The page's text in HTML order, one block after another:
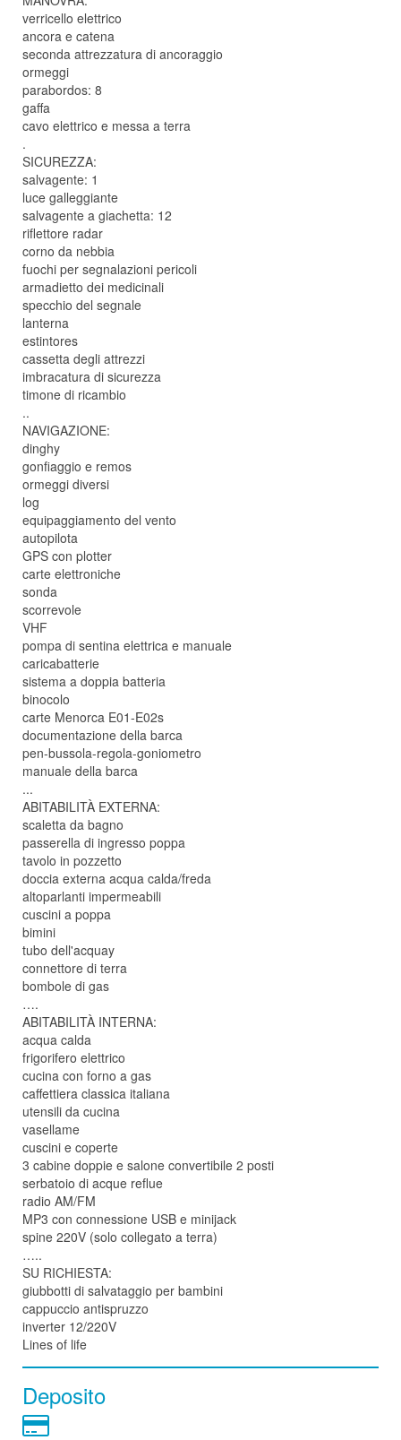
verricello elettrico
ancora e catena
seconda attrezzatura di ancoraggio
ormeggi
parabordos: 8
gaffa
cavo elettrico e messa a terra
.
SICUREZZA:
salvagente: 1
luce galleggiante
salvagente a giachetta: 12
riflettore radar
corno da nebbia
fuochi per segnalazioni pericoli
armadietto dei medicinali
specchio del segnale
lanterna
estintores
cassetta degli attrezzi
imbracatura di sicurezza
timone di ricambio
..
NAVIGAZIONE:
dinghy
gonfiaggio e remos
ormeggi diversi
log
equipaggiamento del vento
autopilota
GPS con plotter
carte elettroniche
sonda
scorrevole
VHF
pompa di sentina elettrica e manuale
caricabatterie
sistema a doppia batteria
binocolo
carte Menorca E01-E02s
documentazione della barca
pen-bussola-regola-goniometro
manuale della barca
...
ABITABILITÀ EXTERNA:
scaletta da bagno
passerella di ingresso poppa
tavolo in pozzetto
doccia externa acqua calda/freda
altoparlanti impermeabili
cuscini a poppa
bimini
tubo dell'acquay
connettore di terra
bombole di gas
….
ABITABILITÀ INTERNA:
acqua calda
frigorifero elettrico
cucina con forno a gas
caffettiera classica italiana
utensili da cucina
vasellame
cuscini e coperte
3 cabine doppie e salone convertibile 2 posti
serbatoio di acque reflue
radio AM/FM
MP3 con connessione USB e minijack
spine 220V (solo collegato a terra)
…..
SU RICHIESTA:
giubbotti di salvataggio per bambini
cappuccio antispruzzo
inverter 12/220V
Lines of life
Deposito